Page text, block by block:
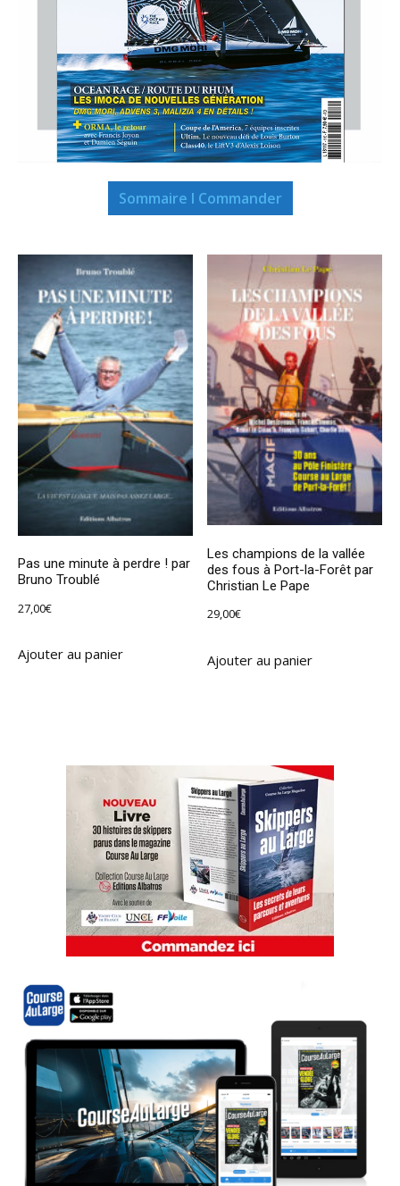
Sommaire I Commander
Pas une minute à perdre ! par
Bruno Troublé
27,00€
Ajouter au panier
Les champions de la vallée
des fous à Port-la-Forêt par
Christian Le Pape
29,00€
Ajouter au panier